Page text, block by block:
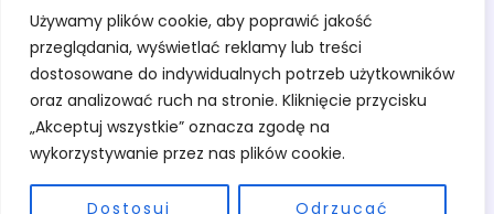
Używamy plików cookie, aby poprawić jakość
przeglądania, wyświetlać reklamy lub treści
dostosowane do indywidualnych potrzeb użytkowników
oraz analizować ruch na stronie. Kliknięcie przycisku
„Akceptuj wszystkie” oznacza zgodę na
wykorzystywanie przez nas plików cookie.
Dostosuj Odrzucać
Sztuka
Warsztaty
O pracowni
Kontakt